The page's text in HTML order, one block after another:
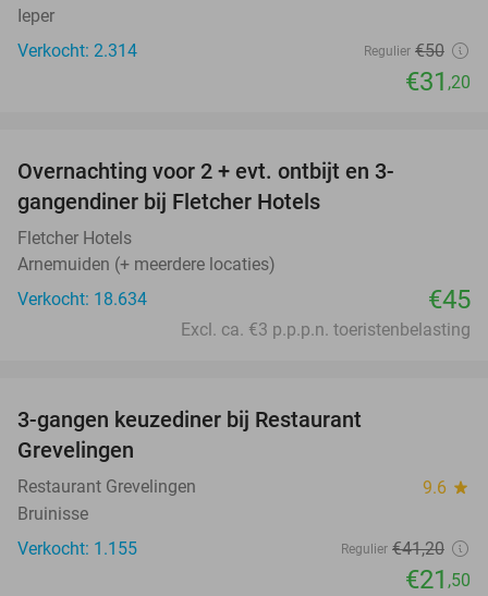
Ieper
Verkocht: 2.314
Regulier €50
€31 ,20
Overnachting voor 2 + evt. ontbijt en 3-
gangendiner bij Fletcher Hotels
Fletcher Hotels
Arnemuiden (+ meerdere locaties)
Verkocht: 18.634
€45
Excl. ca. €3 p.p.p.n. toeristenbelasting
3-gangen keuzediner bij Restaurant
Grevelingen
Restaurant Grevelingen 9.6 star
Bruinisse
Verkocht: 1.155
Regulier €41,20
€21 ,50